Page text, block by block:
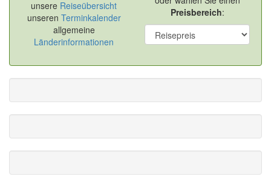
unsere Reiseübersicht
unseren Terminkalender
allgemeine
Länderinformationen
Preisbereich: